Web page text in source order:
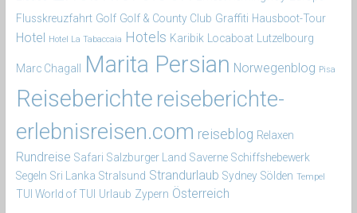
Flusskreuzfahrt Golf Golf & County Club Graffiti Hausboot-Tour
Hotel Hotel La Tabaccaia Hotels Karibik Locaboat Lutzelbourg
Marc Chagall Marita Persian Norwegenblog Pisa
Reiseberichte reiseberichte-
erlebnisreisen.com reiseblog Relaxen
Rundreise Safari Salzburger Land Saverne Schiffshebewerk
Segeln Sri Lanka Stralsund Strandurlaub Sydney Sölden Tempel
TUI World of TUI Urlaub Zypern Österreich